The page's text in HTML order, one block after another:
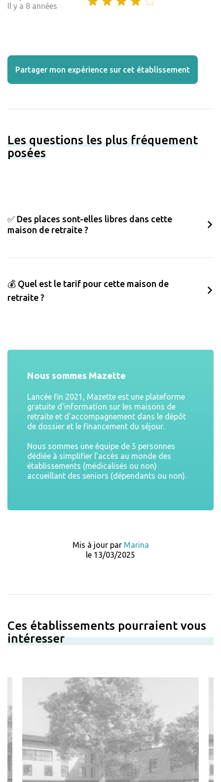
Il y a 8 années
Partager mon expérience sur cet établissement
Les questions les plus fréquement
posées
✅ Des places sont-elles libres dans cette
maison de retraite ?
💰 Quel est le tarif pour cette maison de
retraite ?
Nous sommes Mazette
Lancée fin 2021, Mazette est une plateforme
gratuite d'information sur les maisons de
retraite et d'accompagnement dans le dépôt
de dossier et le financement du séjour.
Nous sommes une équipe de 5 personnes
dédiée à simplifier l'accès au monde des
établissements (médicalisés ou non)
accueillant des seniors (dépendants ou non).
Mis à jour par Marina
le 13/03/2025
Ces établissements pourraient vous
intéresser